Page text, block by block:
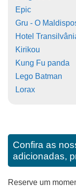
Epic
Gru - O
Hotel
Kirikou
Kung Fu panda
Lego Batman
Lorax
Confira as
adicionadas,
Reserve um